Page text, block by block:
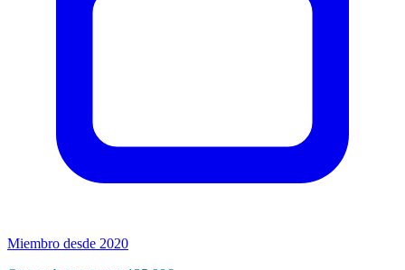
Miembro desde 2020